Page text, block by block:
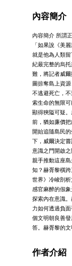
內容簡介
內容簡介 所謂
「如果說《美
就是他為人類
紀最完整的烏
難，將記者威
圖掠奪島上資
不逃避死亡，
索生命的無限
顯得狹隘可疑
前，猶如廉價
開始追隨島民
下，威爾決定
意識之門開啟
親手推動這座
知？赫胥黎橫
世界》冷峻剖
感官麻醉的假
探索內在意識
力如何透過負
個文明朝良善
答。赫胥黎的
作者介紹